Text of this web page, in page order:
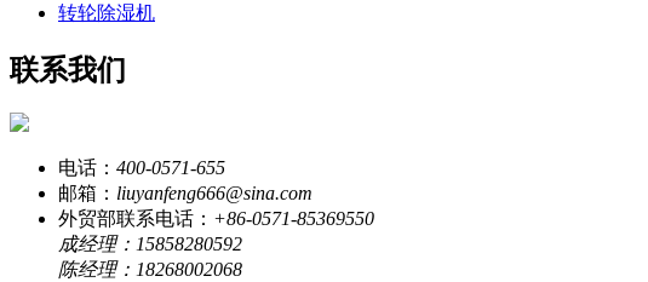
转轮除湿机
联系我们
电话： 400-0571-655
邮箱： liuyanfeng666@sina.com
外贸部联系电话： +86-0571-85369550
成经理：15858280592
陈经理：18268002068